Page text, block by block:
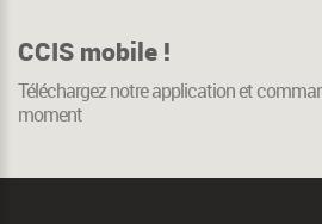
CCIS mobile !
Téléchargez notre application et
moment